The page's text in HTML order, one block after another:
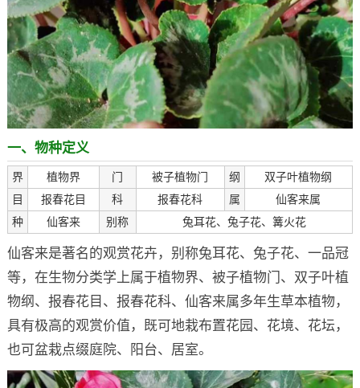
一、物种定义
界 植物界 门 被子植物门 纲
双子叶植物纲
目
报春花目 科 报春花科 属
仙客来属
种
仙客来 别称 兔耳花、兔子花、篝火花
仙客来是著名的观赏花卉，别称兔耳花、兔子花、一品冠
等，在生物分类学上属于植物界、被子植物门、双子叶植
物纲、报春花目、报春花科、仙客来属多年生草本植物，
具有极高的观赏价值，既可地栽布置花园、花境、花坛，
也可盆栽点缀庭院、阳台、居室。